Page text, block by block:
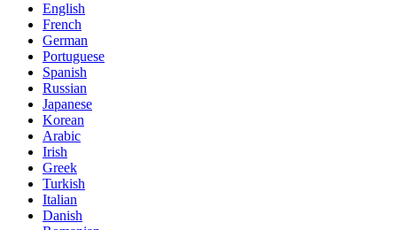
English
French
German
Portuguese
Spanish
Russian
Japanese
Korean
Arabic
Irish
Greek
Turkish
Italian
Danish